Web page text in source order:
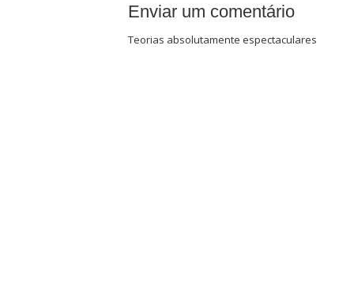
Enviar um comentário
Teorias absolutamente espectaculares